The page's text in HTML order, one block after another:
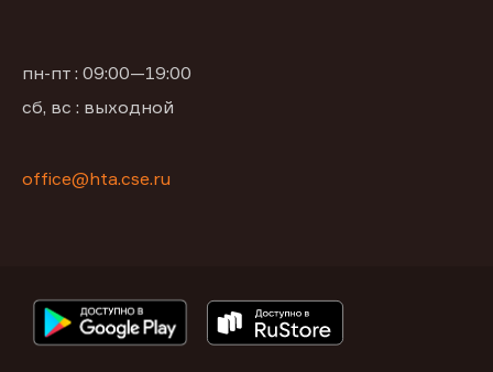
пн-пт : 09:00—19:00
сб, вс : выходной
office@hta.cse.ru